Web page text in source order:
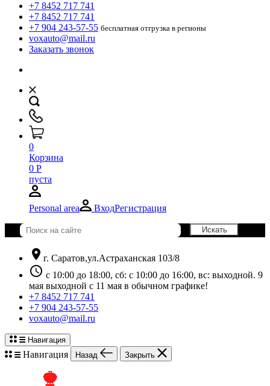
+7 8452 717 741
+7 8452 717 741
+7 904 243-57-55 бесплатная отгрузка в регионы
voxauto@mail.ru
Заказать звонок
0
Корзина
0 Р
пуста
Personal area ВходРегистрация
location_on г. Саратов,ул.Астраханская 103/8
schedule с 10:00 до 18:00, сб: с 10:00 до 16:00, вс: выходной. 9
мая выходной с 11 мая в обычном графике!
+7 8452 717 741
+7 904 243-57-55
voxauto@mail.ru
Навигация
Навигация Назад Закрыть